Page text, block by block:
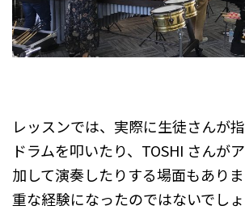
レッスンでは、実際に生徒さんが
ドラムを叩いたり、TOSHI さんが
加して演奏したりする場面もあり
重な経験になったのではないでしょ